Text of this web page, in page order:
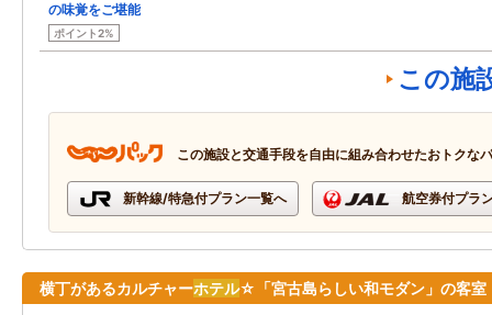
の味覚をご堪能
ポイント2%
この施
この施設と交通手段を自由に組み合わせたおトクな
新幹線/特急付プラン一覧へ 航空券付プラ
横丁があるカルチャーホテル☆「宮古島らしい和モダン」の客室